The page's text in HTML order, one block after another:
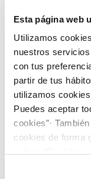
Esta página web
Utilizamos
nuestros
con tus
partir de tus
utilizamos
Puedes aceptar
cookies”·
cookies de forma
prácticas
implantadas